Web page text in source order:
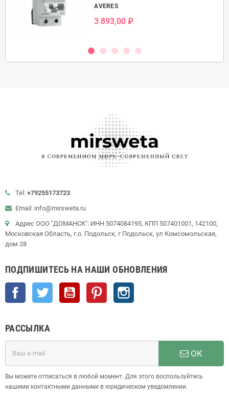
AVERES
3 893,00 ₽
Tel: +79255173723
Email: info@mirsweta.ru
Адрес ООО "ДОМАНСК": ИНН 5074084195, КПП 507401001, 142100,
Московская Область, г.о. Подольск, г Подольск, ул Комсомольская,
дом 28
ПОДПИШИТЕСЬ НА НАШИ ОБНОВЛЕНИЯ
Facebook Twitter YouTube Pinterest
РАССЫЛКА
ОК
Вы можете отписаться в любой момент. Для этого воспользуйтесь
нашими контактными данными в юридическом уведомлении.